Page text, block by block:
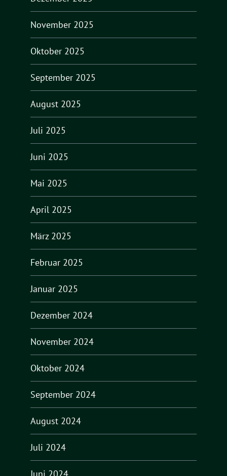
November 2025
Oktober 2025
September 2025
August 2025
Juli 2025
Juni 2025
Mai 2025
April 2025
März 2025
Februar 2025
Januar 2025
Dezember 2024
November 2024
Oktober 2024
September 2024
August 2024
Juli 2024
Juni 2024